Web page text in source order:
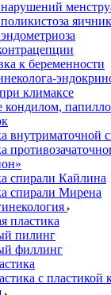
к беременности
климаксе
кондилом,
внутриматочной
спирали Кайлина
спирали Мирена
пластика
пилинг
филлинг
с пластикой